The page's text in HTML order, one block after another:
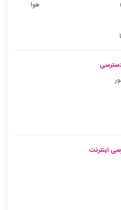
هوا
اینترنت